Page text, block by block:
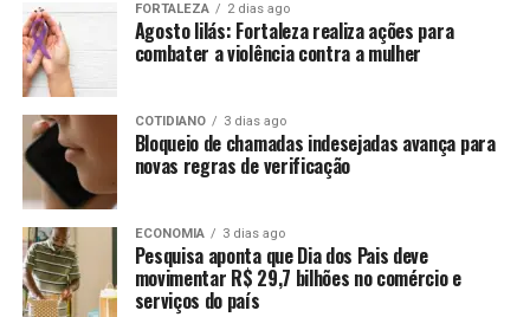
FORTALEZA 2 dias ago
Agosto lilás: Fortaleza realiza ações para
combater a violência contra a mulher
COTIDIANO 3 dias ago
Bloqueio de chamadas indesejadas avança para
novas regras de verificação
ECONOMIA 3 dias ago
Pesquisa aponta que Dia dos Pais deve
movimentar R$ 29,7 bilhões no comércio e
serviços do país